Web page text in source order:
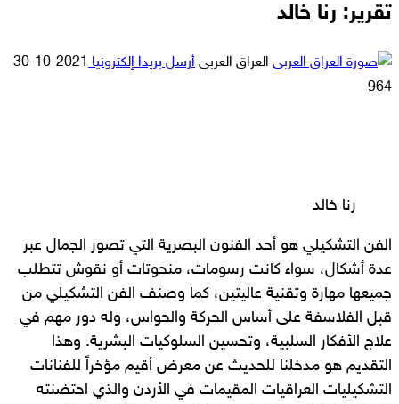
تقرير: رنا خالد
العراق العربي أرسل بريدا إلكترونيا 2021-10-30
964
رنا خالد
الفن التشكيلي هو أحد الفنون البصرية التي تصور الجمال عبر
عدة أشكال، سواء كانت رسومات، منحوتات أو نقوش تتطلب
جميعها مهارة وتقنية عاليتين، كما وصنف الفن التشكيلي من
قبل الفلاسفة على أساس الحركة والحواس، وله دور مهم في
علاج الأفكار السلبية، وتحسين السلوكيات البشرية. وهذا
التقديم هو مدخلنا للحديث عن معرض أقيم مؤخراً للفنانات
التشكيليات العراقيات المقيمات في الأردن والذي احتضنته